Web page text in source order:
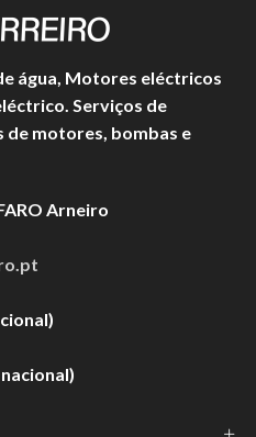
água, Motores eléctricos
Serviços de
de motores, bombas e
Arneiro